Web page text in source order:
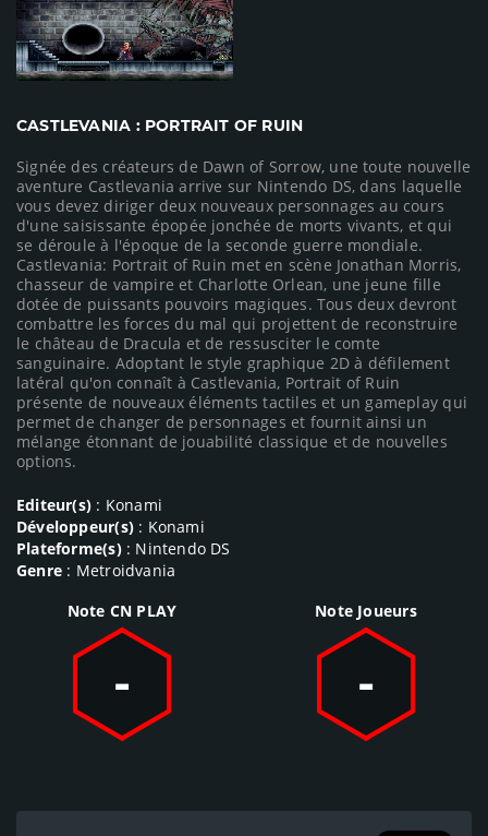
CASTLEVANIA : PORTRAIT OF RUIN
Signée des créateurs de Dawn of Sorrow, une toute nouvelle
aventure Castlevania arrive sur Nintendo DS, dans laquelle
vous devez diriger deux nouveaux personnages au cours
d'une saisissante épopée jonchée de morts vivants, et qui
se déroule à l'époque de la seconde guerre mondiale.
Castlevania: Portrait of Ruin met en scène Jonathan Morris,
chasseur de vampire et Charlotte Orlean, une jeune fille
dotée de puissants pouvoirs magiques. Tous deux devront
combattre les forces du mal qui projettent de reconstruire
le château de Dracula et de ressusciter le comte
sanguinaire. Adoptant le style graphique 2D à défilement
latéral qu'on connaît à Castlevania, Portrait of Ruin
présente de nouveaux éléments tactiles et un gameplay qui
permet de changer de personnages et fournit ainsi un
mélange étonnant de jouabilité classique et de nouvelles
options.
Editeur(s) : Konami
Développeur(s): Konami
Plateforme(s): Nintendo DS
Genre : Metroidvania
Note CN PLAY
-
Note Joueurs
-